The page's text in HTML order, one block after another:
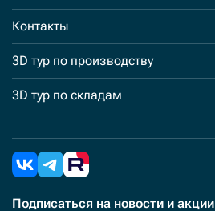
Контакты
3D тур по производству
3D тур по складам
Подписаться на новости и акции